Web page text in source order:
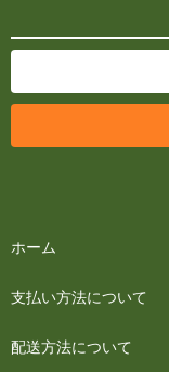
ホーム
支払い方法について
配送方法について